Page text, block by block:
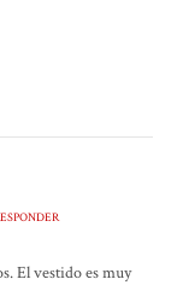
El vestido es muy